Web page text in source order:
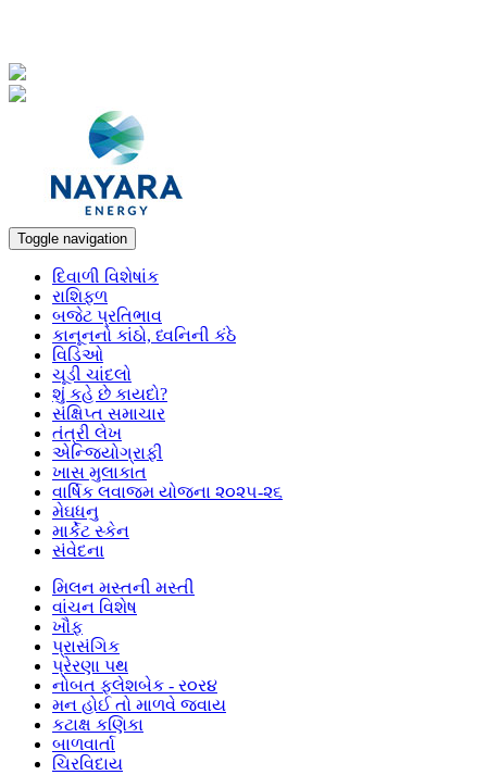
Toggle navigation
દિવાળી વિશેષાંક
રાશિફળ
બજેટ પ્રતિભાવ
કાનૂનનો કાંઠો, ધ્વનિની કંઠે
વિડિઓ
ચૂડી ચાંદલો
શું કહે છે કાયદો?
સંક્ષિપ્ત સમાચાર
તંત્રી લેખ
એન્જિયોગ્રાફી
ખાસ મુલાકાત
વાર્ષિક લવાજમ યોજના ૨૦૨૫-૨૬
મેઘધનુ
માર્કેટ સ્કેન
સંવેદના
મિલન મસ્તની મસ્તી
વાંચન વિશેષ
ખૌફ
પ્રાસંગિક
પ્રેરણા પથ
નોબત ફ્લેશબેક - ર૦ર૪
મન હોઈ તો માળવે જવાય
કટાક્ષ કણિકા
બાળવાર્તા
ચિરવિદાય